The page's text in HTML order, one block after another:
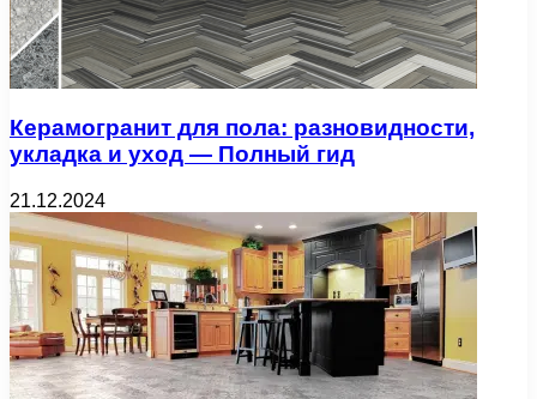
Керамогранит для пола: разновидности,
укладка и уход — Полный гид
21.12.2024